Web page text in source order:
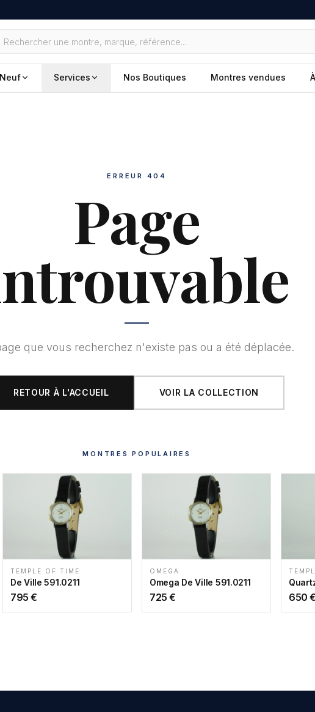
Services Nos Boutiques Montres vendues
ERREUR 404
Page
que vous recherchez n'existe pas ou a été déplacée.
RETOUR À L'ACCUEIL VOIR LA COLLECTION
MONTRES POPULAIRES
TEMPLE OF TIME
De Ville 591.0211
795 €
OMEGA
Omega De Ville 591.0211
725 € 650 €